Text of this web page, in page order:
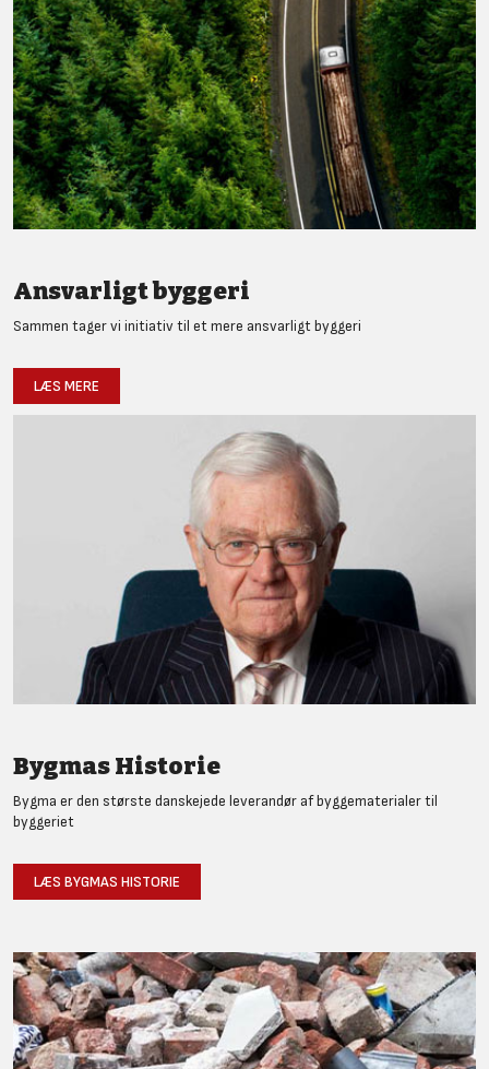
Ansvarligt byggeri
Sammen tager vi initiativ til et mere ansvarligt byggeri
LÆS MERE
Bygmas Historie
Bygma er den største danskejede leverandør af byggematerialer til
byggeriet
LÆS BYGMAS HISTORIE